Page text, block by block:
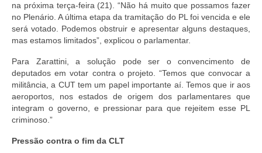
na próxima terça-feira (21). “Não há muito que possamos fazer
no Plenário. A última etapa da tramitação do PL foi vencida e ele
será votado. Podemos obstruir e apresentar alguns destaques,
mas estamos limitados”, explicou o parlamentar.
Para Zarattini, a solução pode ser o convencimento de
deputados em votar contra o projeto. “Temos que convocar a
militância, a CUT tem um papel importante aí. Temos que ir aos
aeroportos, nos estados de origem dos parlamentares que
integram o governo, e pressionar para que rejeitem esse PL
criminoso.”
Pressão contra o fim da CLT